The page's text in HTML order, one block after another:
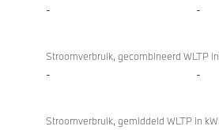
- -
Stroomverbruik, gecombineerd WLTP
- -
Stroomverbruik, gemiddeld WLTP in